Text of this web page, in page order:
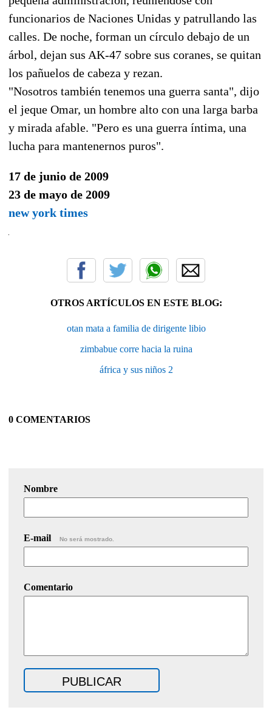
funcionarios de Naciones Unidas y patrullando las
calles. De noche, forman un círculo debajo de un
árbol, dejan sus AK-47 sobre sus coranes, se quitan
los pañuelos de cabeza y rezan.
"Nosotros también tenemos una guerra santa", dijo
el jeque Omar, un hombre alto con una larga barba
y mirada afable. "Pero es una guerra íntima, una
lucha para mantenernos puros".
17 de junio de 2009
23 de mayo de 2009
new york times
OTROS ARTÍCULOS EN ESTE BLOG:
otan mata a familia de dirigente libio
zimbabue corre hacia la ruina
áfrica y sus niños 2
0 COMENTARIOS
Nombre
E-mail No será mostrado.
Comentario